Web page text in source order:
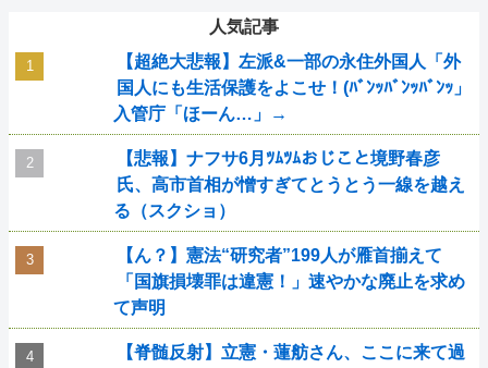
人気記事
【超絶大悲報】左派&一部の永住外国人「外
国人にも生活保護をよこせ！(ﾊﾞﾝｯﾊﾞﾝｯﾊﾞﾝｯ」
入管庁「ほーん…」→
【悲報】ナフサ6月ﾂﾑﾂﾑおじこと境野春彦
氏、高市首相が憎すぎてとうとう一線を越え
る（スクショ）
【ん？】憲法“研究者”199人が雁首揃えて
「国旗損壊罪は違憲！」速やかな廃止を求め
て声明
【脊髄反射】立憲・蓮舫さん、ここに来て過